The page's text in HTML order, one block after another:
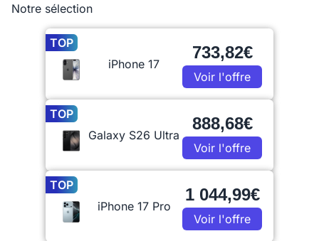
Notre sélection
TOP
iPhone 17
733,82€
Voir l'offre
TOP
Galaxy S26 Ultra
888,68€
Voir l'offre
TOP
iPhone 17 Pro
1 044,99€
Voir l'offre